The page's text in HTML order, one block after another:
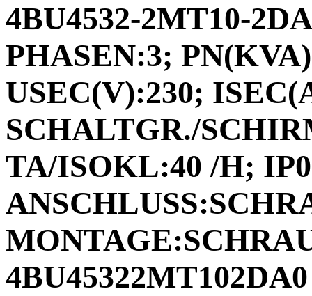
4BU4532-2MT10-
PHASEN:3;
USEC(V):230;
SCHALTGR./
TA/ISOKL:40 /H;